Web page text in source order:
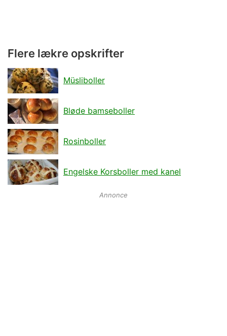
Flere lækre opskrifter
Müsliboller
Bløde bamseboller
Rosinboller
Engelske Korsboller med kanel
Annonce